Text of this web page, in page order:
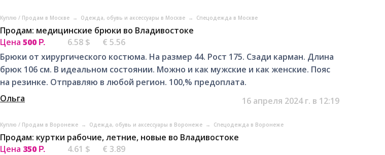
Куплю / Продам в Москве → Одежда, обувь и аксессуары в Москве → Спецодежда в Москве
Продам: медицинские брюки во Владивостоке
Цена 500 Р. 6.58 $
€ 5.56
Брюки от хирургического костюма. На размер 44. Рост 175. Сзади карман. Длина
брюк 106 см. В идеальном состоянии. Можно и как мужские и как женские. Пояс
на резинке. Отправляю в любой регион. 100,% предоплата.
Ольга
16 апреля 2024 г. в 12:19
Куплю / Продам в Воронеже → Одежда, обувь и аксессуары в Воронеже → Спецодежда в Воронеже
Продам: куртки рабочие, летние, новые во Владивостоке
Цена 350 Р. 4.61 $
€ 3.89